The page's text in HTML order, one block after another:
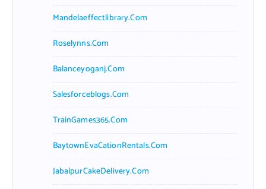
Mandelaeffectlibrary.com
Roselynns.com
Balanceyoganj.com
Salesforceblogs.com
TrainGames365.com
BaytownEvaCationRentals.com
JabalpurCakeDelivery.com